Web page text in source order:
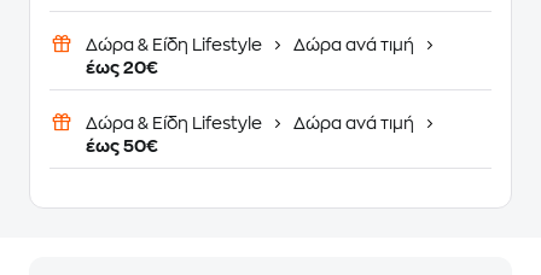
Δώρα & Είδη Lifestyle
Δώρα ανά τιμή
έως 20€
Δώρα & Είδη Lifestyle
Δώρα ανά τιμή
έως 50€